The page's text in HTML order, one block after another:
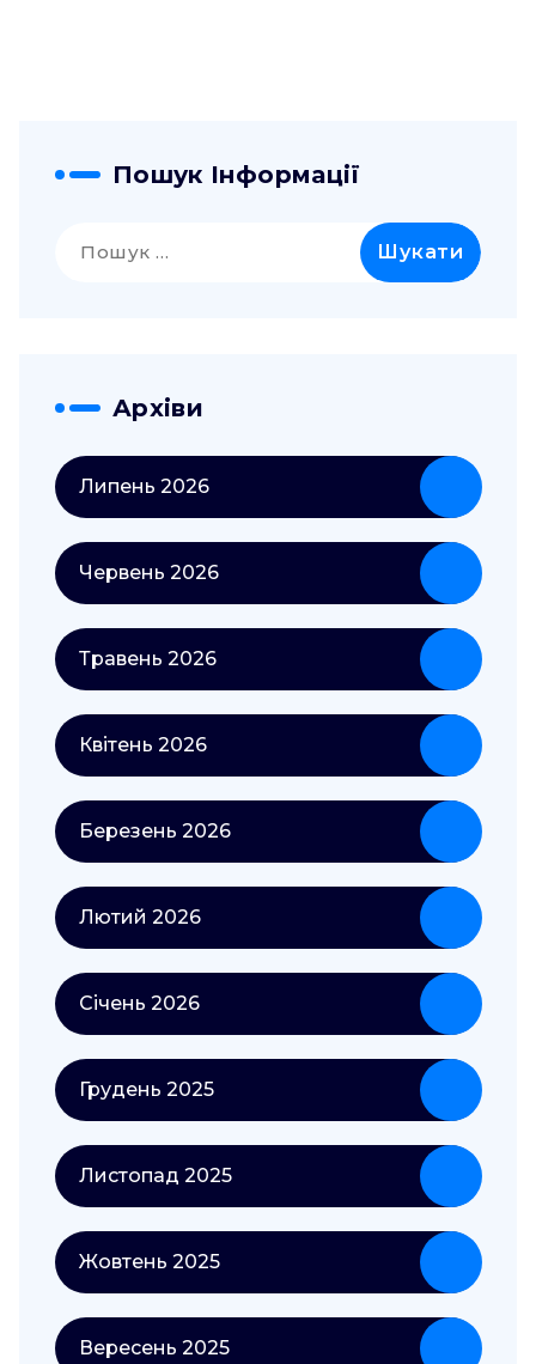
Пошук Інформації
Архіви
Липень 2026
Червень 2026
Травень 2026
Квітень 2026
Березень 2026
Лютий 2026
Січень 2026
Грудень 2025
Листопад 2025
Жовтень 2025
Вересень 2025